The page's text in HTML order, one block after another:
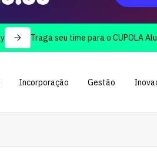
Traga seu time para o CUPOLA Aluguel
Incorporação Gestão